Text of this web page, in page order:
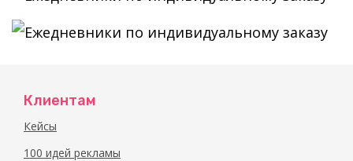
Клиентам
Кейсы
100 идей рекламы